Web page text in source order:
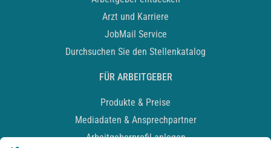
Arzt und Karriere
JobMail Service
Durchsuchen Sie den Stellenkatalog
FÜR ARBEITGEBER
Produkte & Preise
Mediadaten & Ansprechpartner
Arbeitgeberprofil anlegen